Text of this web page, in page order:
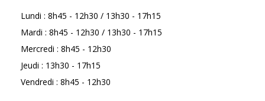
Lundi : 8h45 - 12h30 / 13h30 - 17h15
Mardi : 8h45 - 12h30 / 13h30 - 17h15
Mercredi : 8h45 - 12h30
Jeudi : 13h30 - 17h15
Vendredi : 8h45 - 12h30